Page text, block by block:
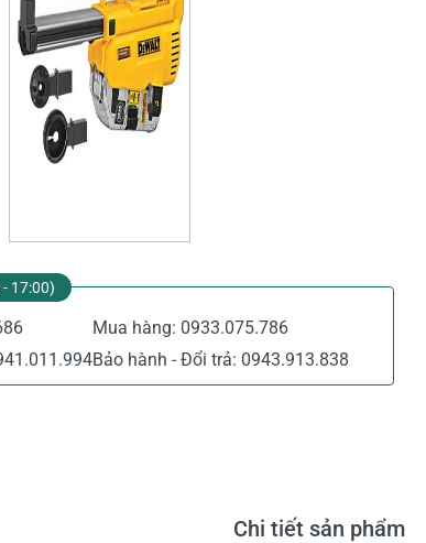
- 17:00)
Mua hàng: 0933.075.786
Bảo hành - Đổi trả: 0943.913.838
Chi tiết sản phẩm